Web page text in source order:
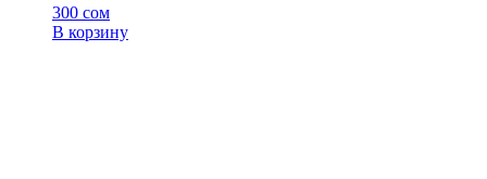
300 сом
В корзину